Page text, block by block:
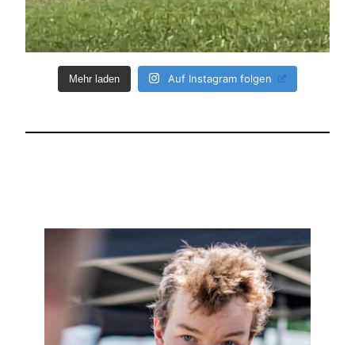
Mehr laden Auf Instagram folgen